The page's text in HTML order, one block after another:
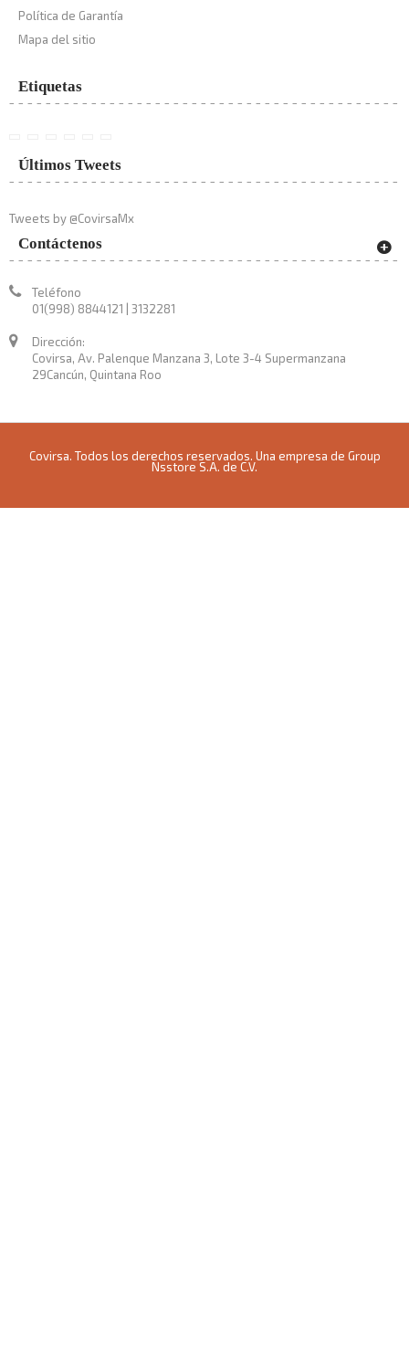
Política de Garantía
Mapa del sitio
Etiquetas
Últimos Tweets
Tweets by @CovirsaMx
Contáctenos
Teléfono
01(998) 8844121 | 3132281
Dirección:
Covirsa, Av. Palenque Manzana 3, Lote 3-4 Supermanzana
29Cancún, Quintana Roo
Covirsa. Todos los derechos reservados. Una empresa de Group
Nsstore S.A. de C.V.